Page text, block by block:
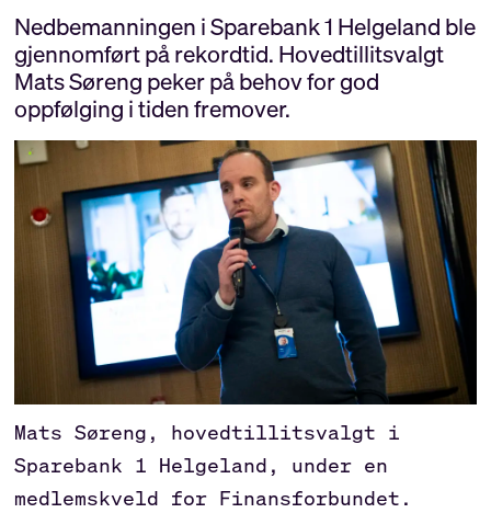
Nedbemanningen i Sparebank 1 Helgeland ble
gjennomført på rekordtid. Hovedtillitsvalgt
Mats Søreng peker på behov for god
oppfølging i tiden fremover.
Mats Søreng, hovedtillitsvalgt i
Sparebank 1 Helgeland, under en
medlemskveld for Finansforbundet.